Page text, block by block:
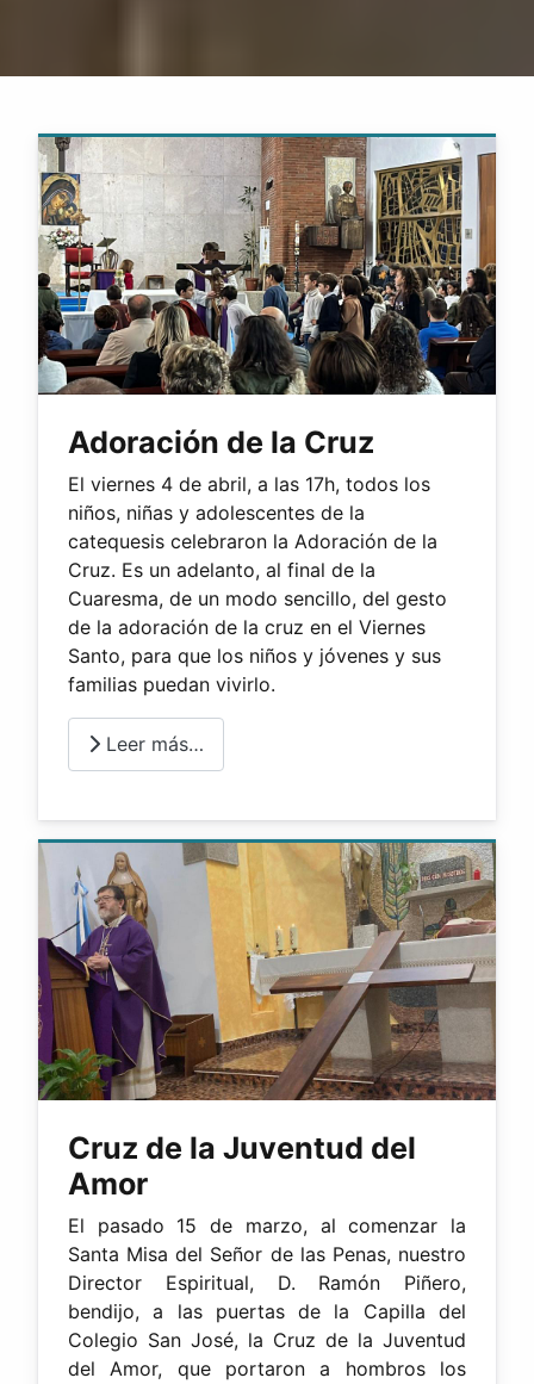
Adoración de la Cruz
El viernes 4 de abril, a las 17h, todos los
niños, niñas y adolescentes de la
catequesis celebraron la Adoración de la
Cruz. Es un adelanto, al final de la
Cuaresma, de un modo sencillo, del gesto
de la adoración de la cruz en el Viernes
Santo, para que los niños y jóvenes y sus
familias puedan vivirlo.
Leer más…
Cruz de la Juventud del
Amor
El pasado 15 de marzo, al comenzar la
Santa Misa del Señor de las Penas, nuestro
Director Espiritual, D. Ramón Piñero,
bendijo, a las puertas de la Capilla del
Colegio San José, la Cruz de la Juventud
del Amor, que portaron a hombros los